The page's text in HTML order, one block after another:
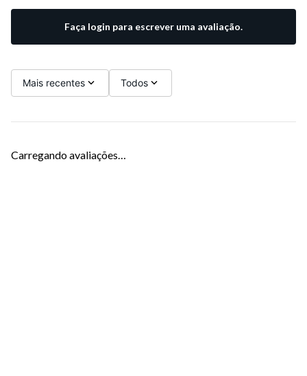
Faça login para escrever uma avaliação.
Mais recentes Todos
Carregando avaliações…